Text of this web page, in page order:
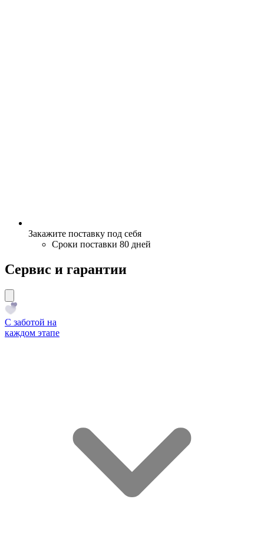
Закажите поставку под себя
Сроки поставки 80 дней
Сервис и гарантии
С заботой на
каждом этапе